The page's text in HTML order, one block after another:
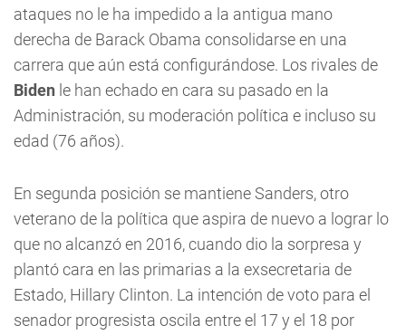
ataques no le ha impedido a la antigua mano
derecha de Barack Obama consolidarse en una
carrera que aún está configurándose. Los rivales de
Biden le han echado en cara su pasado en la
Administración, su moderación política e incluso su
edad (76 años).
En segunda posición se mantiene Sanders, otro
veterano de la política que aspira de nuevo a lograr lo
que no alcanzó en 2016, cuando dio la sorpresa y
plantó cara en las primarias a la exsecretaria de
Estado, Hillary Clinton. La intención de voto para el
senador progresista oscila entre el 17 y el 18 por